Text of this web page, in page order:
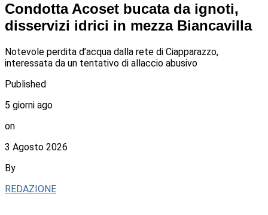
Condotta Acoset bucata da ignoti,
disservizi idrici in mezza Biancavilla
Notevole perdita d’acqua dalla rete di Ciapparazzo,
interessata da un tentativo di allaccio abusivo
Published
5 giorni ago
on
3 Agosto 2026
By
REDAZIONE